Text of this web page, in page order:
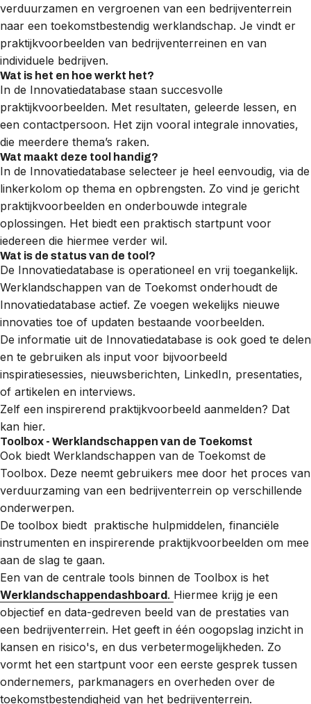
verduurzamen en vergroenen van een bedrijventerrein
naar een toekomstbestendig werklandschap. Je vindt er
praktijkvoorbeelden van bedrijventerreinen en van
individuele bedrijven.
Wat is het en hoe werkt het?
In de Innovatiedatabase staan succesvolle
praktijkvoorbeelden. Met resultaten, geleerde lessen, en
een contactpersoon. Het zijn vooral integrale innovaties,
die meerdere thema’s raken.
Wat maakt deze tool handig?
In de Innovatiedatabase selecteer je heel eenvoudig, via de
linkerkolom op thema en opbrengsten. Zo vind je gericht
praktijkvoorbeelden en onderbouwde integrale
oplossingen. Het biedt een praktisch startpunt voor
iedereen die hiermee verder wil.
Wat is de status van de tool?
De Innovatiedatabase is operationeel en vrij toegankelijk.
Werklandschappen van de Toekomst onderhoudt de
Innovatiedatabase actief. Ze voegen wekelijks nieuwe
innovaties toe of updaten bestaande voorbeelden.
De informatie uit de Innovatiedatabase is ook goed te delen
en te gebruiken als input voor bijvoorbeeld
inspiratiesessies, nieuwsberichten, LinkedIn, presentaties,
of artikelen en interviews.
Zelf een inspirerend praktijkvoorbeeld aanmelden? Dat
kan hier.
Toolbox - Werklandschappen van de Toekomst
Ook biedt Werklandschappen van de Toekomst de
Toolbox. Deze neemt gebruikers mee door het proces van
verduurzaming van een bedrijventerrein op verschillende
onderwerpen.
De toolbox biedt praktische hulpmiddelen, financiële
instrumenten en inspirerende praktijkvoorbeelden om mee
aan de slag te gaan.
Een van de centrale tools binnen de Toolbox is het
Werklandschappendashboard. Hiermee krijg je een
objectief en data-gedreven beeld van de prestaties van
een bedrijventerrein. Het geeft in één oogopslag inzicht in
kansen en risico's, en dus verbetermogelijkheden. Zo
vormt het een startpunt voor een eerste gesprek tussen
ondernemers, parkmanagers en overheden over de
toekomstbestendigheid van het bedrijventerrein.